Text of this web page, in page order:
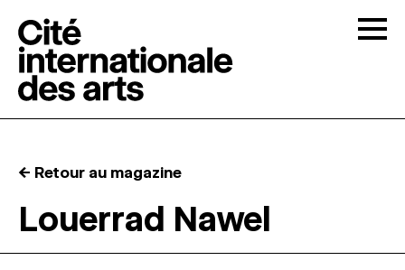
RÉSIDENCES ↓
← Retour au magazine
Louerrad Nawel